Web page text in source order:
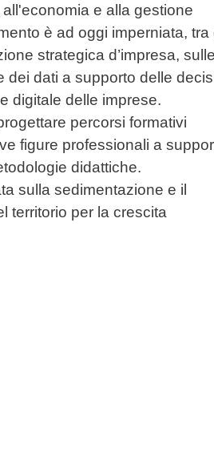
e alla gestione
è ad oggi imperniata, tra
strategica d’impresa, sulle
dei dati a supporto delle
digitale delle imprese.
percorsi formativi
figure professionali a
didattiche.
sulla sedimentazione e il
territorio per la crescita